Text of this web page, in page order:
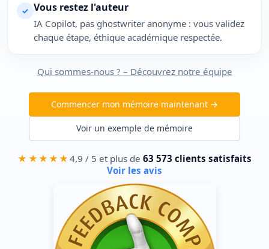
✓ Vous restez l'auteur
IA Copilot, pas ghostwriter anonyme : vous validez
chaque étape, éthique académique respectée.
Qui sommes-nous ? – Découvrez notre équipe
Commencer mon mémoire maintenant →
Voir un exemple de mémoire
★★★★★ 4,9 / 5 et plus de 63 573 clients satisfaits
Voir les avis